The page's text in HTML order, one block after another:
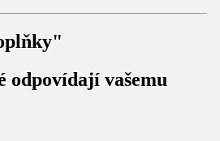
odpovídají vašemu